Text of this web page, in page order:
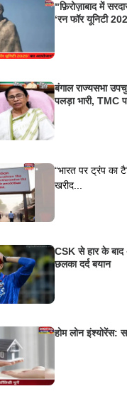
“फ़िरोज़ाबाद में
‘रन फॉर यूनिटी
बंगाल राज्यसभा
पलड़ा भारी, TMC
“भारत पर ट्रंप का
खरीद...
CSK से हार के बाद
छलका दर्द बयान
होम लोन इंश्योरेंस: